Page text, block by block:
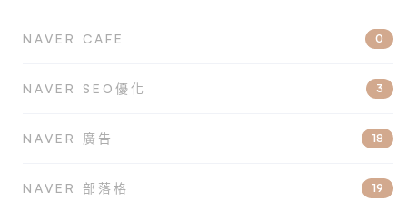
NAVER CAFE 0
NAVER SEO優化 3
NAVER 廣告 18
NAVER 部落格 19